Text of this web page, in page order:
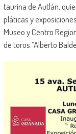
taurina de Autlán,
pláticas y
Museo y Centro
de toros “Alberto